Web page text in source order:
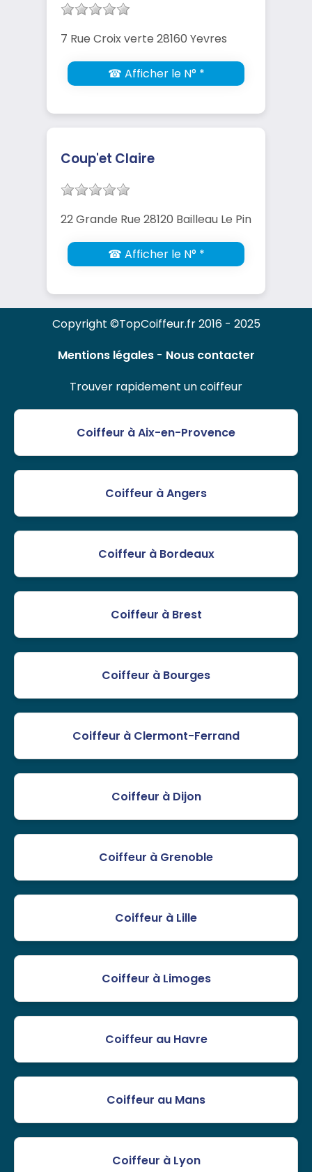
7 Rue Croix verte 28160 Yevres
☎ Afficher le N° *
Coup'et Claire
22 Grande Rue 28120 Bailleau Le Pin
☎ Afficher le N° *
Copyright ©TopCoiffeur.fr 2016 - 2025
Mentions légales- Nous contacter
Trouver rapidement un coiffeur
Coiffeur à Aix-en-Provence
Coiffeur à Angers
Coiffeur à Bordeaux
Coiffeur à Brest
Coiffeur à Bourges
Coiffeur à Clermont-Ferrand
Coiffeur à Dijon
Coiffeur à Grenoble
Coiffeur à Lille
Coiffeur à Limoges
Coiffeur au Havre
Coiffeur au Mans
Coiffeur à Lyon